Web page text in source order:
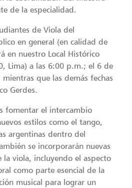
de la especialidad.
de Viola del
en general (en calidad de
en nuestro Local Histórico
Lima) a las 6:00 p.m.; el 6 de
que las demás fechas
Gerdes.
fomentar el intercambio
estilos como el tango,
argentinas dentro del
se incorporarán nuevas
la viola, incluyendo el aspecto
como parte esencial de la
musical para lograr un